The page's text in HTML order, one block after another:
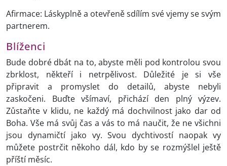
Afirmace: Láskyplně a otevřeně sdílím své vjemy se svým
partnerem.
Blíženci
Bude dobré dbát na to, abyste měli pod kontrolou svou
zbrklost, někteří i netrpělivost. Důležité je si vše
připravit a promyslet do detailů, abyste nebyli
zaskočeni. Buďte všímaví, přichází den plný výzev.
Zůstaňte v klidu, ne každý má dochvilnost jako dar od
Boha. Vše má svůj čas a vás to má naučit, že ne všichni
jsou dynamičtí jako vy. Svou dychtivostí naopak vy
můžete postrčit někoho dál, kdo by se rozmýšlel ještě
příští měsíc.